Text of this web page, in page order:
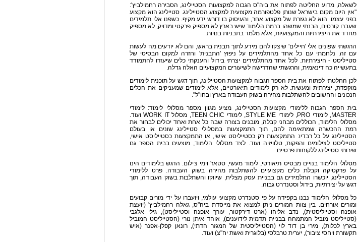
לשאלה, מדוע החליטה לפתוח את ביה"ס הגבוה למקצועות הסטיילינג, הסבירה רחמילביץ':
"אין היום מקום בישראל שנותן פלטפורמה מקצועית למקצוע הסטיילינג. סטיילינג הוא מקצוע
בפני עצמו. הוא לא נגזרת של מקצוע אחר, והעיסוק בו דורש ידע מקיף. כשפנו אלי תלמידים
שעברו קורסים, הבנתי שמשהו ברמת הלימוד שיש בארץ לא מספיק פרקטי ומדויק, לא מספיק
מחדד את היצירתיות והמקצועיות, אלא מלמד בתבניות בנויות.
הרגשתי שפונים אלי 'חיילים' שיצקו להם מידע לתוך תבנית בראש, והם לא יודעים מה לעשות
עם זה. נלחמתי עם כל אחד מהתלמידים על ניפוץ 'התבנית' וחזרה למקום הבסיסי של
סטייליסט - היצירתיות. לכל אחד מהתלמידים יצרתי בידול והענקתי כלים שיעזרו להתמודד
בתעשייה כה דינאמית, והרגשתי שהדרישה לשיעורים המקצועיים האלה גדלה.
לכן החלטתי לפתוח את בית הספר הגבוה למקצועות הסטיילינג, תוך דגש על תוכנית לימודים
מוקפדת, יצירתית ומעשית. לא רק לימודים תיאורטיים, אלא לימודים שמעניקים את הכלים
הנכונים והחשובים להשתלבות מהירה בשוק העבודה בארץ ובחו"ל".
בית הספר הגבוה ללימודי מקצועות הסטיילינג, מציע מגוון מספר מסלולי לימוד: לימודי
MASTER, לימודי PRO, לימודי STYLE ME, לימודי TEEN CHIC, מסלול WORK IT ועוד.
מסלולי הלימוד, הכוללים מבחני קבלה, מובנים בצורה שבה כל אחת ואחד יכולים לבחור את
רמת ההכשרה שמתאימה להם, תוך התמקצעות במסלולי סטיילינג שונים או בעולם
הסטיילינג על כל רבדיו: התמקצעות רק כסטייליסט אישי, או התמקצעות כסטייליסט אישי,
סטייליסט לצילומים והפקות, טלוויזיה ועוד. לצד מסלולי הלימוד, מוצעים בבית הספר גם
שירותי סטיילינג ללקוחות פרטיים.
מסלולי הלימוד בנויים מבסיס תיאורטי, לימוד מעשי, סטאז' וימי צילום. הדגש בלימודים הינו
על פרקטיקה וקבלת כלים מקצועיים להשתלבות מהירה בשוק העבודה. פרט ללימודי
הסטיילינג, יוכשרו התלמידים גם בבניית עסק מצליח, שיווקו והשתלבות בשוק העבודה, תוך
דגש על יצירתיות, בידול וסטנדרט גבוה.
כל מסלולי הלימוד נבנו בקפידה על פי סטנדרט מקצועי עולמי, ויועברו על ידי מורים קבועים
ומורים אורחים. בין צוות המורים ניתן למצוא את מייסדת ביה"ס, גאלה רחמילביץ' (יועצת
אופנה וסטייליסטית), נדב אליהו (ארט דירקטור, עורך אופנה וסטייליסט), גילי אלגבי
(סטייליסט מוביל המתמחה בבניית תדמית לידוענים), אוהד איתן נורי (הסטייליסט המוביל
בארץ לכלות), מירי בן דוד לוי (הסטייליסטית של המגזר הדתי), רונאן קפלן-אפנר (איש
תקשורת ויחסי ציבור), יערית טרבלסי (בלוגרית ואשת יח"צ) ועוד.